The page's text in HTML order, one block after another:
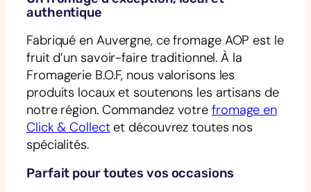
authentique
Fabriqué en Auvergne, ce fromage AOP est le
fruit d’un savoir-faire traditionnel. À la
Fromagerie B.O.F, nous valorisons les
produits locaux et soutenons les artisans de
notre région. Commandez votre fromage en
Click & Collectet découvrez toutes nos
spécialités.
Parfait pour toutes vos occasions